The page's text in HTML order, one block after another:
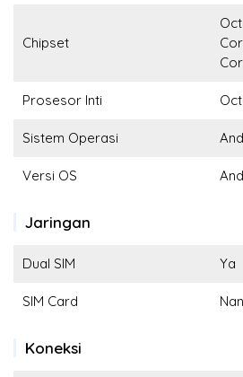
Chipset
Prosesor Inti
Sistem Operasi
Versi OS
Jaringan
Dual SIM Ya
SIM Card
Koneksi